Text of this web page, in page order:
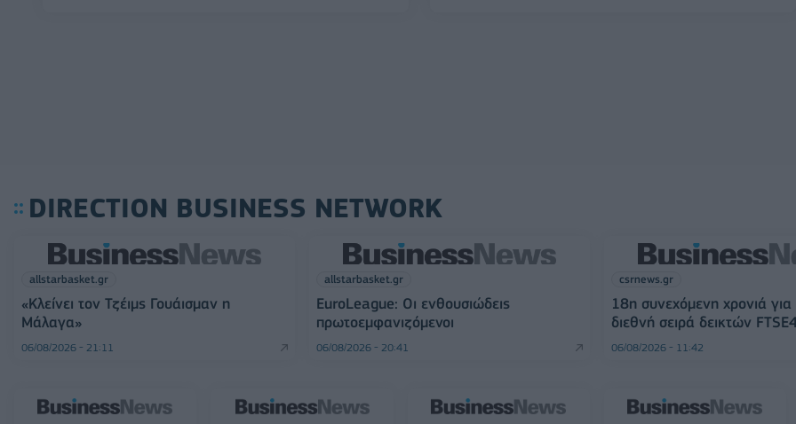
DIRECTION BUSINESS NETWORK
allstarbasket.gr
«Κλείνει τον Τζέιμς Γουάισμαν η
Μάλαγα»
06/08/2026 - 21:11
allstarbasket.gr
EuroLeague: Οι ενθουσιώδεις
πρωτοεμφανιζόμενοι
06/08/2026 - 20:41
csrnews.gr
18η συνεχόμενη χρονιά
διεθνή σειρά δεικτών
06/08/2026 - 11:42